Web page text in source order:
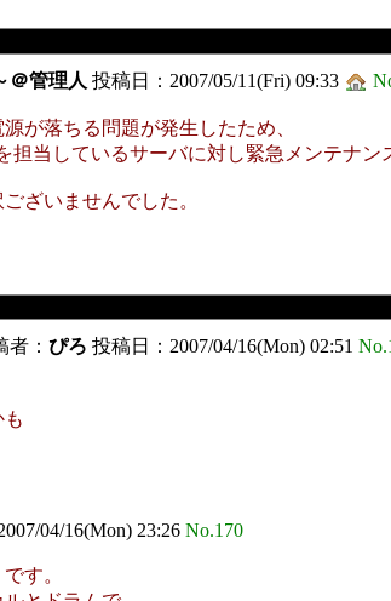
＠管理人 投稿日：2007/05/11(Fri) 09:33
が落ちる問題が発生したため、
担当しているサーバに対し緊急メンテナ
ざいませんでした。
者：ぴろ 投稿日：2007/04/16(Mon) 02:51
04/16(Mon) 23:26No.170
す。